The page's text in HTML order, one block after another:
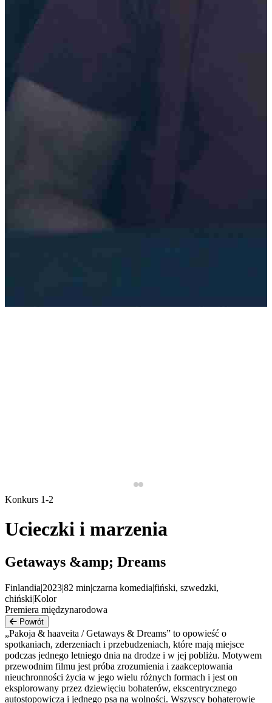
Konkurs 1-2
Ucieczki i marzenia
Getaways &amp; Dreams
Finlandia|2023|82 min|czarna komedia|fiński, szwedzki,
chiński|Kolor
Premiera międzynarodowa
Powrót
„Pakoja & haaveita / Getaways & Dreams” to opowieść o
spotkaniach, zderzeniach i przebudzeniach, które mają miejsce
podczas jednego letniego dnia na drodze i w jej pobliżu. Motywem
przewodnim filmu jest próba zrozumienia i zaakceptowania
nieuchronności życia w jego wielu różnych formach i jest on
eksplorowany przez dziewięciu bohaterów, ekscentrycznego
autostopowicza i jednego psa na wolności. Wszyscy bohaterowie